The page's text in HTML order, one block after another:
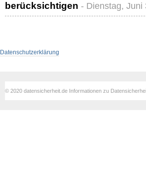
berücksichtigen - Dienstag, Juni
Datenschutzerklärung
© 2020 datensicherheit.de Informationen zu